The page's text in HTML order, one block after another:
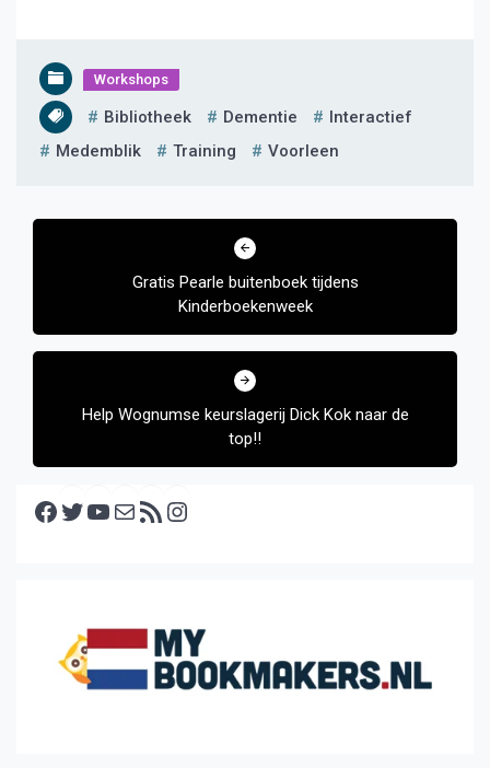
Workshops
Bibliotheek Dementie
Interactief
Medemblik
Training Voorleen
Bericht
Gratis Pearle buitenboek tijdens
Kinderboekenweek
Help Wognumse keurslagerij Dick Kok naar de
top!!
Facebook Twitter YouTube E-mail RSS feed